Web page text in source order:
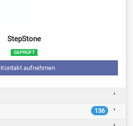
StepStone
Kontakt aufnehmen
136